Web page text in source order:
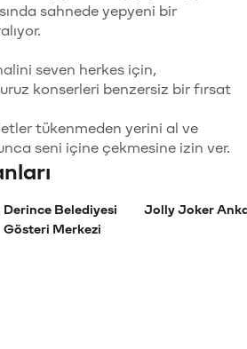
sahnede yepyeni bir
seven herkes için,
konserleri benzersiz bir fırsat
tükenmeden yerini al ve
seni içine çekmesine izin ver.
Derince Belediyesi
Gösteri Merkezi
Jolly Joker